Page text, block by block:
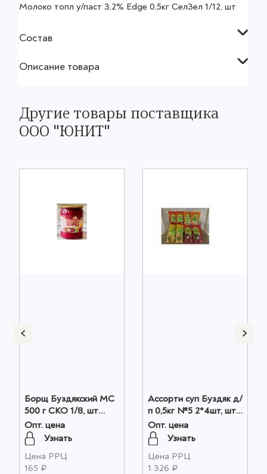
Молоко топл у/паст 3,2% Edge 0,5кг СелЗел 1/12, шт
Состав
Описание товара
Другие товары поставщика
ООО "ЮНИТ"
Борщ Буздякский МС
500 г СКО 1/8, шт
оптом
Опт. цена
Узнать
Цена РРЦ
165 ₽
Ассорти суп Буздяк д/
п 0,5кг №5 2*4шт, шт
оптом
Опт. цена
Узнать
Цена РРЦ
1 326 ₽